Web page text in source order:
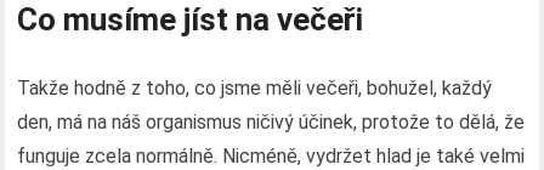
Co musíme jíst na večeři
Takže hodně z toho, co jsme měli večeři, bohužel, každý
den, má na náš organismus ničivý účinek, protože to dělá, že
funguje zcela normálně. Nicméně, vydržet hlad je také velmi